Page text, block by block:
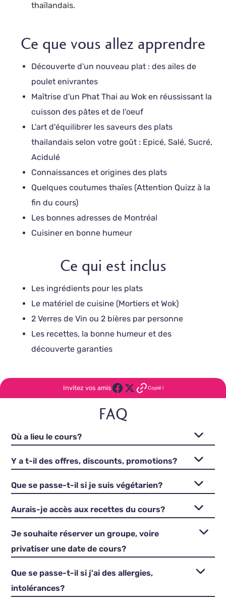
thaïlandais.
Ce que vous allez apprendre
Découverte d'un nouveau plat : des ailes de
poulet enivrantes
Maîtrise d'un Phat Thai au Wok en réussissant la
cuisson des pâtes et de l'oeuf
L'art d'équilibrer les saveurs des plats
thailandais selon votre goût : Epicé, Salé, Sucré,
Acidulé
Connaissances et origines des plats
Quelques coutumes thaïes (Attention Quizz à la
fin du cours)
Les bonnes adresses de Montréal
Cuisiner en bonne humeur
Ce qui est inclus
Les ingrédients pour les plats
Le matériel de cuisine (Mortiers et Wok)
2 Verres de Vin ou 2 bières par personne
Les recettes, la bonne humeur et des
découverte garanties
Invitez vos amis Copié !
FAQ
Où a lieu le cours?
Y a t-il des offres, discounts, promotions?
Que se passe-t-il si je suis végétarien?
Aurais-je accès aux recettes du cours?
Je souhaite réserver un groupe, voire
privatiser une date de cours?
Que se passe-t-il si j'ai des allergies,
intolérances?